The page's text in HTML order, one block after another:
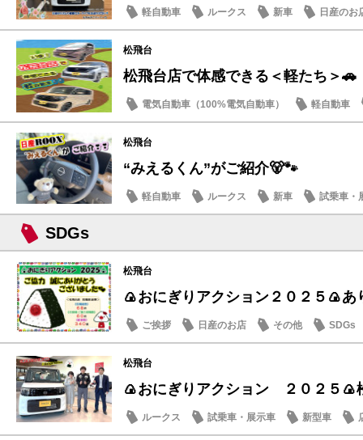
軽自動車 ルークス 新車 日産のお
松飛台
松飛台店で体感できる＜軽たち＞🚗
電気自動車（100%電気自動車）
軽自動車
サクラ
松飛台
“みえるくん”がご紹介🐻🐾
軽自動車 ルークス 新車 試乗車・
SDGs
松飛台
🍙おにぎりアクション２０２５🍙あ
ご挨拶 日産のお店 その他 SDGs
松飛台
🍙おにぎりアクション ２０２５
ルークス 試乗車・展示車 新型車